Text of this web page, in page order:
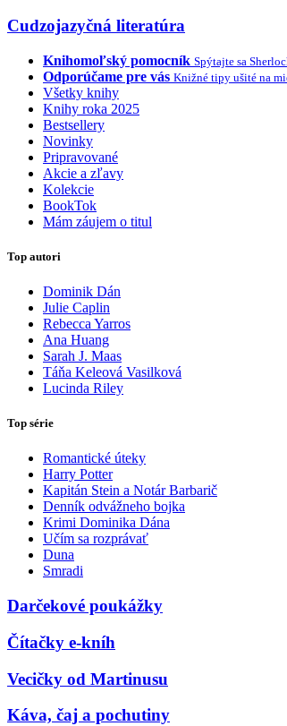
Cudzojazyčná literatúra
Knihomoľský pomocník Spýtajte sa
Odporúčame pre vás Knižné tipy ušité na
Všetky knihy
Knihy roka 2025
Bestsellery
Novinky
Pripravované
Akcie a zľavy
Kolekcie
BookTok
Mám záujem o titul
Top autori
Dominik Dán
Julie Caplin
Rebecca Yarros
Ana Huang
Sarah J. Maas
Táňa Keleová Vasilková
Lucinda Riley
Top série
Romantické úteky
Harry Potter
Kapitán Stein a Notár Barbarič
Denník odvážneho bojka
Krimi Dominika Dána
Učím sa rozprávať
Duna
Smradi
Darčekové poukážky
Čítačky e-kníh
Vecičky od Martinusu
Káva, čaj a pochutiny